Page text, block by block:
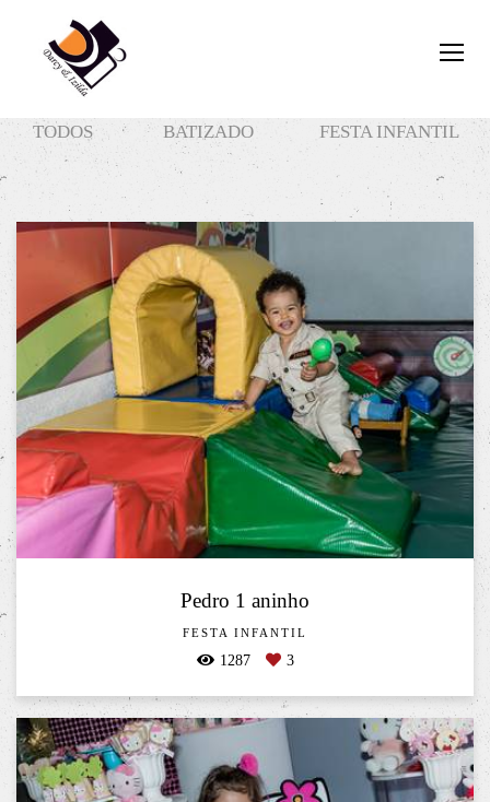
TODOS BATIZADO FESTA INFANTIL
Pedro 1 aninho
FESTA INFANTIL
1287 3